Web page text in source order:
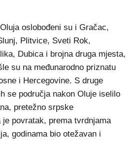
oslobođeni su i Gračac,
Plitvice, Sveti Rok,
Dubica i brojna druga mjesta,
su na međunarodno priznatu
i Hercegovine. S druge
se područja nakon Oluje iselilo
pretežno srpske
povratak, prema tvrdnjama
godinama bio otežavan i